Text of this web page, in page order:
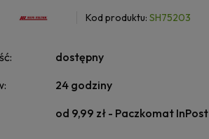
Kod produktu: SH75203
dostępny
24 godziny
od 9,99 zł - Paczkomat InPost